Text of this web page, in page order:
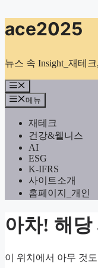
컨
텐
로
너
뛰
기
ace2025
뉴스 속 Insight_재테
메
뉴
메뉴
재테크
건강&웰니스
AI
ESG
K-IFRS
사이트소개
홈페이지_개인
아차! 해당
이 위치에서 아무 것